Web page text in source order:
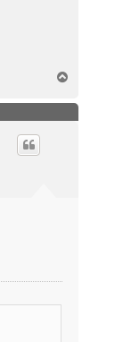
ş
a